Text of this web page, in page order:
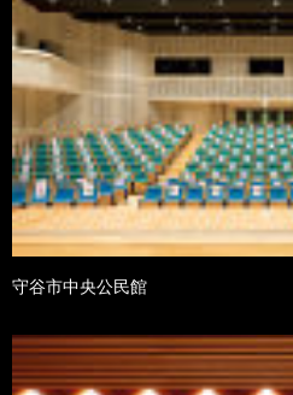
守谷市中央公民館